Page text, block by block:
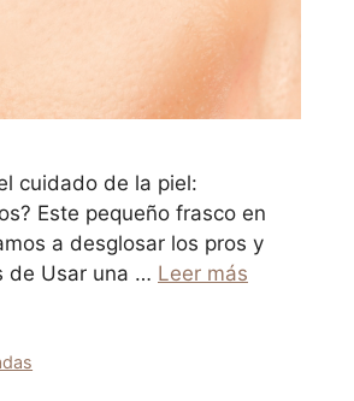
cuidado de la piel:
Este pequeño frasco en
a desglosar los pros y
de Usar una … Leer más